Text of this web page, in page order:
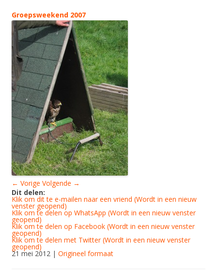
Groepsweekend 2007
← Vorige Volgende →
Dit delen:
Klik om dit te e-mailen naar een vriend (Wordt in een nieuw
venster geopend)
Klik om te delen op WhatsApp (Wordt in een nieuw venster
geopend)
Klik om te delen op Facebook (Wordt in een nieuw venster
geopend)
Klik om te delen met Twitter (Wordt in een nieuw venster
geopend)
21 mei 2012 | Origineel formaat